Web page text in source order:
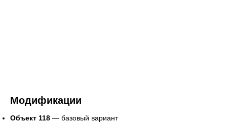
Модификации
Объект 118 — базовый вариант